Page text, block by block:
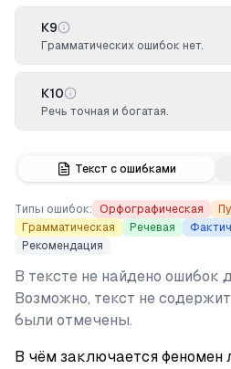
Текст с ошибками
Типы ошибок: Орфографическая
Грамматическая
Речевая
Рекомендация
В тексте не найдено ошибок
Возможно, текст не
были отмечены.
В чём заключается феномен
К9
Грамматических ошибок нет.
К10
Речь точная и богатая.